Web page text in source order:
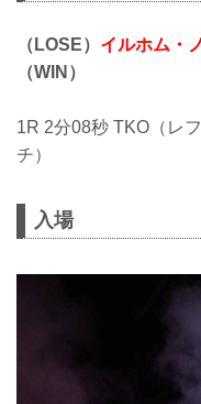
（LOSE） イルホム・
（WIN）
1R 2分08秒 TKO（レ
チ）
入場